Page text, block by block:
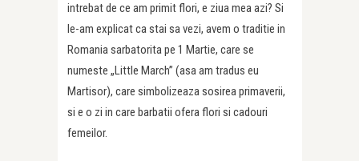
intrebat de ce am primit flori, e ziua mea azi? Si
le-am explicat ca stai sa vezi, avem o traditie in
Romania sarbatorita pe 1 Martie, care se
numeste „Little March” (asa am tradus eu
Martisor), care simbolizeaza sosirea primaverii,
si e o zi in care barbatii ofera flori si cadouri
femeilor.